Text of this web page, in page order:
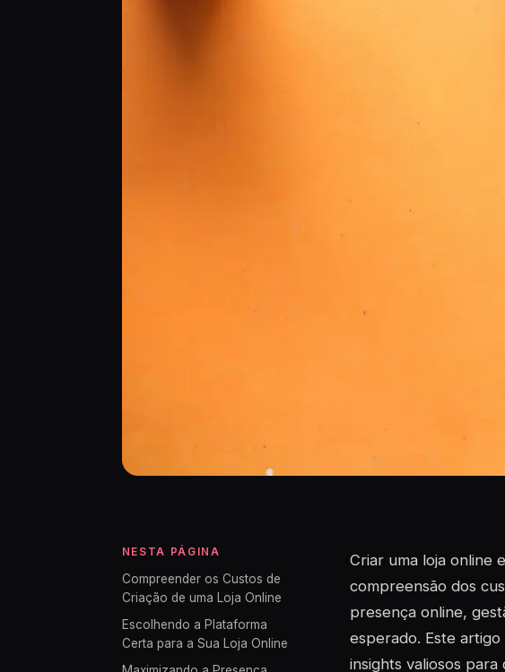
NESTA PÁGINA
Compreender os Custos de
Criação de uma Loja Online
Escolhendo a Plataforma
Certa para a Sua Loja Online
Criar uma loja online
compreensão dos
presença online,
esperado. Este
insights valiosos